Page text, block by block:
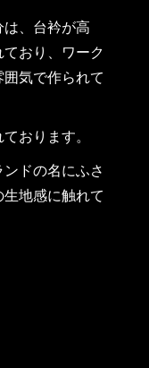
は、台衿が高
おり、ワーク
気で作られて
おります。
ドの名にふさ
地感に触れて